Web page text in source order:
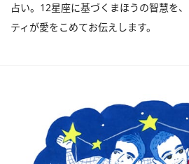
占い。12星座に基づくまほうの智慧を
ティが愛をこめてお伝えします。